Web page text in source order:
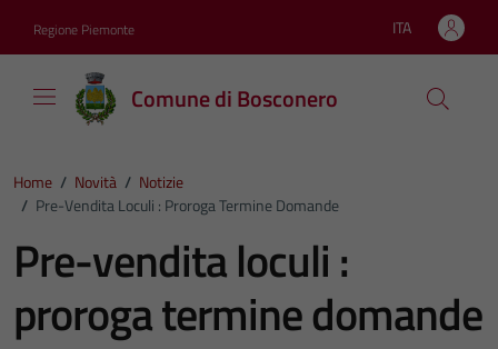
Regione Piemonte Lingua attiva:
ITA
Comune di Bosconero
Home / Novità / Notizie
/ Pre-Vendita Loculi : Proroga Termine Domande
Pre-vendita loculi :
proroga termine domande